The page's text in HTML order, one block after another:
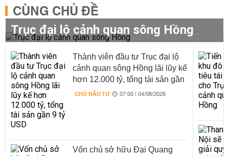
CÙNG CHỦ ĐỀ
Trục đại lộ cảnh quan sông Hồng
Thành viên đầu tư Trục đại lộ
cảnh quan sông Hồng lãi lũy kế
hơn 12.000 tỷ, tổng tài sản gần
9 tỷ USD
CHỦ ĐẦU TƯ 07:00 | 04/08/2026
Vốn chủ sở hữu Đại Quang